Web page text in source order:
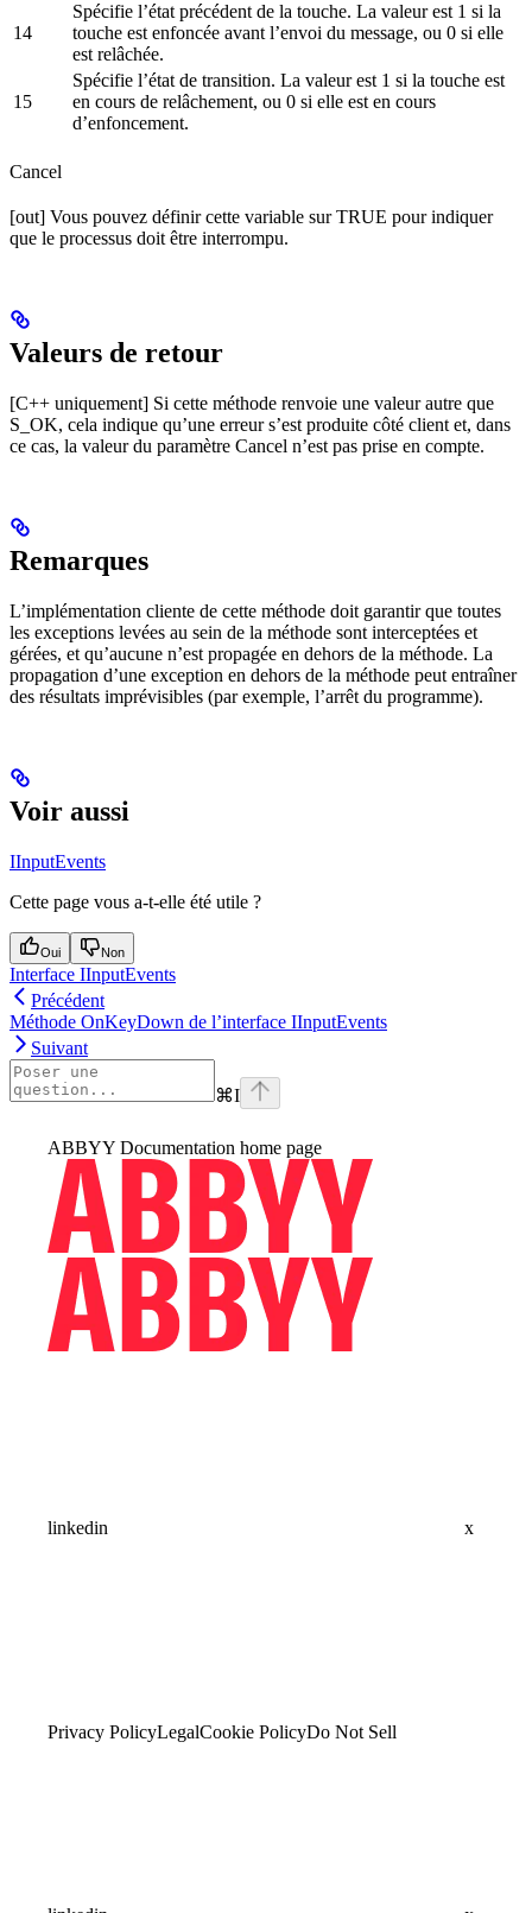
14
Spécifie l’état précédent de la touche. La valeur est 1 si la
touche est enfoncée avant l’envoi du message, ou 0 si elle
est relâchée.
15
Spécifie l’état de transition. La valeur est 1 si la touche est
en cours de relâchement, ou 0 si elle est en cours
d’enfoncement.
Cancel
[out] Vous pouvez définir cette variable sur TRUE pour indiquer
que le processus doit être interrompu.
Valeurs de retour
[C++ uniquement] Si cette méthode renvoie une valeur autre que
S_OK, cela indique qu’une erreur s’est produite côté client et, dans
ce cas, la valeur du paramètre Cancel n’est pas prise en compte.
Remarques
L’implémentation cliente de cette méthode doit garantir que toutes
les exceptions levées au sein de la méthode sont interceptées et
gérées, et qu’aucune n’est propagée en dehors de la méthode. La
propagation d’une exception en dehors de la méthode peut entraîner
des résultats imprévisibles (par exemple, l’arrêt du programme).
Voir aussi
IInputEvents
Cette page vous a-t-elle été utile ?
Oui Non
Interface IInputEvents
Précédent
Méthode OnKeyDown de l’interface IInputEvents
Suivant
⌘I
ABBYY Documentation home page
linkedin x
Privacy PolicyLegalCookie PolicyDo Not Sell